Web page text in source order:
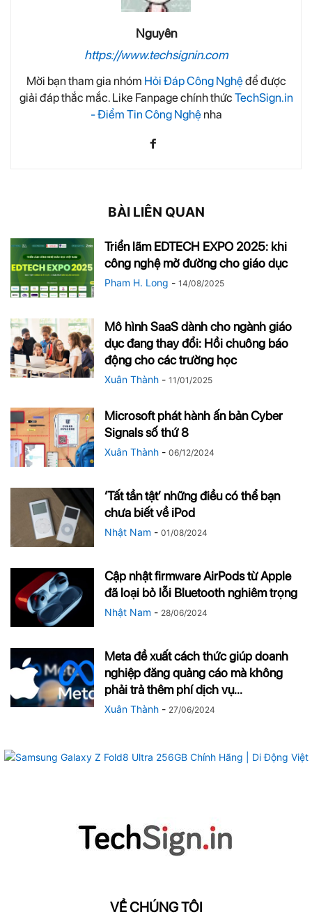
Nguyên
https://www.techsignin.com
Mời bạn tham gia nhóm Hỏi Đáp Công Nghệđể được
giải đáp thắc mắc. Like Fanpage chính thức TechSign.in
- Điểm Tin Công Nghệnha
BÀI LIÊN QUAN
Triển lãm EDTECH EXPO 2025: khi
công nghệ mở đường cho giáo dục
Pham H. Long - 14/08/2025
Mô hình SaaS dành cho ngành giáo
dục đang thay đổi: Hồi chuông báo
động cho các trường học
Xuân Thành - 11/01/2025
Microsoft phát hành ấn bản Cyber
Signals số thứ 8
Xuân Thành - 06/12/2024
‘Tất tần tật’ những điều có thể bạn
chưa biết về iPod
Nhật Nam - 01/08/2024
Cập nhật firmware AirPods từ Apple
đã loại bỏ lỗi Bluetooth nghiêm trọng
Nhật Nam - 28/06/2024
Meta đề xuất cách thức giúp doanh
nghiệp đăng quảng cáo mà không
phải trả thêm phí dịch vụ...
Xuân Thành - 27/06/2024
VỀ CHÚNG TÔI